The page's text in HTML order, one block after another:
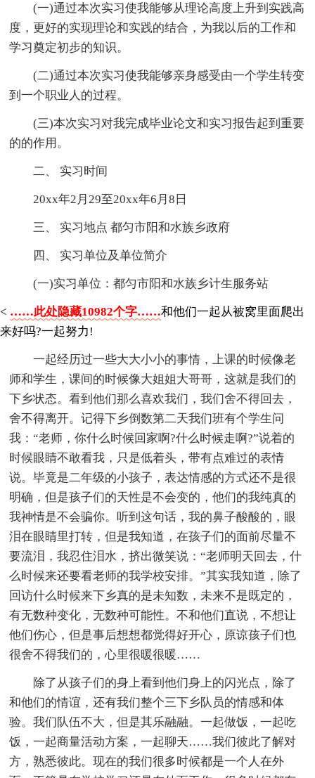
(一)通过本次实习使我能够从理论高度上升到实践高
度，更好的实现理论和实践的结合，为我以后的工作和
学习奠定初步的知识。
(二)通过本次实习使我能够亲身感受由一个学生转变
到一个职业人的过程。
(三)本次实习对我完成毕业论文和实习报告起到重要
的的作用。
二、 实习时间
20xx年2月29至20xx年6月8日
三、 实习地点 都匀市阳和水族乡政府
四、 实习单位及单位简介
(一)实习单位：都匀市阳和水族乡计生服务站
< ……此处隐藏10982个字……和他们一起从被窝里面爬出
来好吗?一起努力!
一起经历过一些大大小小的事情，上课的时候像老
师和学生，课间的时候像大姐姐大哥哥，这就是我们的
下乡状态。看到他们那么喜欢我们，我们舍不得回去，
舍不得离开。记得下乡倒数第二天我们班有个学生问
我：“老师，你什么时候回家啊?什么时候走啊?”说着的
时候眼睛不敢看我，只是低着头，带有点难过的表情
说。毕竟是二年级的小孩子，表达情感的方式还不是很
明确，但是孩子们的天性是不会变的，他们的我纯真的
我神情是不会骗你。听到这句话，我的鼻子酸酸的，眼
泪在眼睛里打转，但是我知道，在孩子们的面前尽量不
要流泪，我忍住泪水，挤出微笑说：“老师明天回去，什
么时候来还要看老师的我学校安排。”其实我知道，除了
回访什么时候来下乡真的是未知数，未来不是既定的，
有无数种变化，无数种可能性。不和他们直说，不想让
他们伤心，但是事后想想都觉得好开心，原谅孩子们也
很舍不得我们的，心里很暖很暖……
除了从孩子们的身上看到他们身上的闪光点，除了
和他们的情谊，还有我们整个三下乡队员的情感和体
验。我们队伍不大，但是其乐融融。一起做饭，一起吃
饭，一起商量活动方案，一起聊天……我们彼此了解对
方，熟悉彼此。现在的我们很多时候都是一个人在外